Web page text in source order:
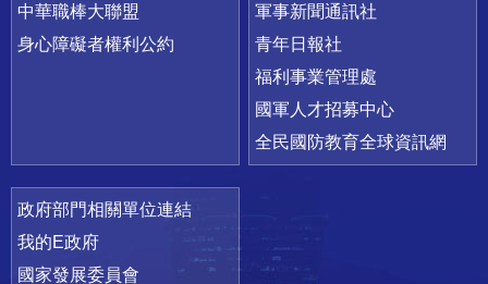
中華職棒大聯盟
身心障礙者權利公約
軍事新聞通訊社
青年日報社
福利事業管理處
國軍人才招募中心
全民國防教育全球資訊網
政府部門相關單位連結
我的E政府
國家發展委員會